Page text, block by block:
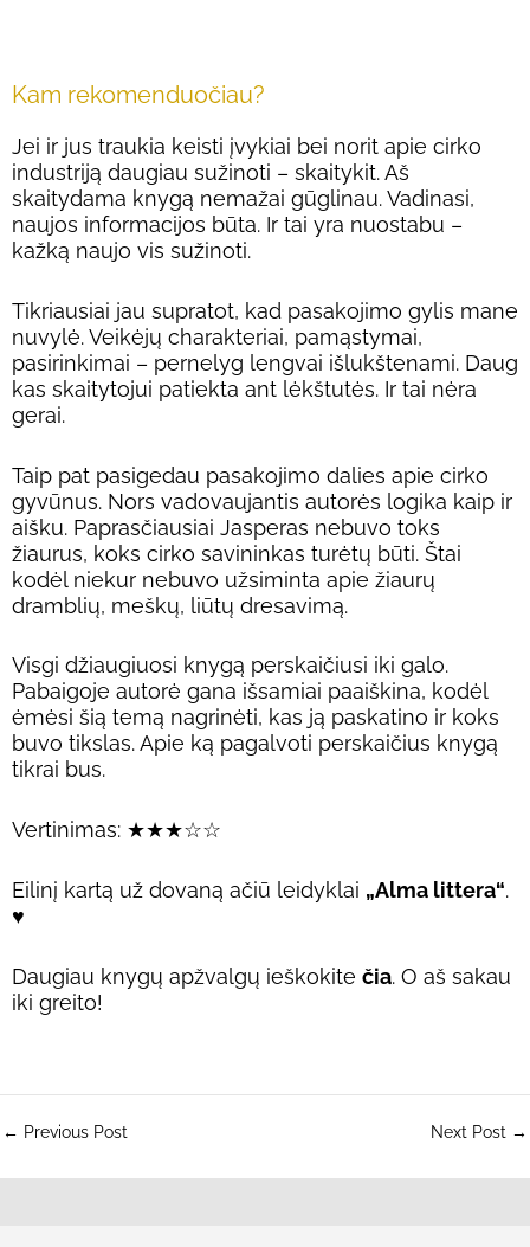
Kam rekomenduočiau?
Jei ir jus traukia keisti įvykiai bei norit apie cirko
industriją daugiau sužinoti – skaitykit. Aš
skaitydama knygą nemažai gūglinau. Vadinasi,
naujos informacijos būta. Ir tai yra nuostabu –
kažką naujo vis sužinoti.
Tikriausiai jau supratot, kad pasakojimo gylis mane
nuvylė. Veikėjų charakteriai, pamąstymai,
pasirinkimai – pernelyg lengvai išlukštenami. Daug
kas skaitytojui patiekta ant lėkštutės. Ir tai nėra
gerai.
Taip pat pasigedau pasakojimo dalies apie cirko
gyvūnus. Nors vadovaujantis autorės logika kaip ir
aišku. Paprasčiausiai Jasperas nebuvo toks
žiaurus, koks cirko savininkas turėtų būti. Štai
kodėl niekur nebuvo užsiminta apie žiaurų
dramblių, meškų, liūtų dresavimą.
Visgi džiaugiuosi knygą perskaičiusi iki galo.
Pabaigoje autorė gana išsamiai paaiškina, kodėl
ėmėsi šią temą nagrinėti, kas ją paskatino ir koks
buvo tikslas. Apie ką pagalvoti perskaičius knygą
tikrai bus.
Vertinimas: ★★★☆☆
Eilinį kartą už dovaną ačiū leidyklai „Alma littera“.
♥
Daugiau knygų apžvalgų ieškokite čia. O aš sakau
iki greito!
← Previous Post Next Post →